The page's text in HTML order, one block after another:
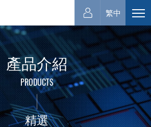
展
開
選
單
繁中
產品介紹
PRODUCTS
精選